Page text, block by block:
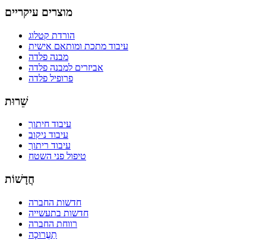
מוצרים עיקריים
הורדת קטלוג
עיבוד מתכת ומותאם אישית
מבנה פלדה
אביזרים למבנה פלדה
פרופיל פלדה
שֵׁרוּת
עיבוד חיתוך
עיבוד ניקוב
עיבוד ריתוך
טיפול פני השטח
חֲדָשׁוֹת
חדשות החברה
חדשות בתעשייה
רווחת החברה
תַעֲרוּכָה